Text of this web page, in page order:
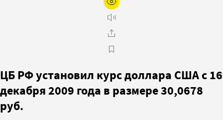
ЦБ РФ установил курс доллара США с 16
декабря 2009 года в размере 30,0678
руб.